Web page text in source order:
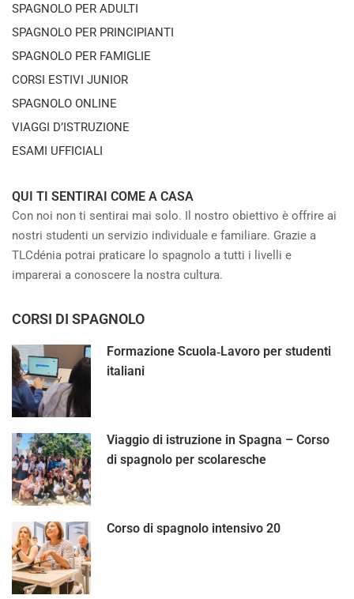
SPAGNOLO PER ADULTI
SPAGNOLO PER PRINCIPIANTI
SPAGNOLO PER FAMIGLIE
CORSI ESTIVI JUNIOR
SPAGNOLO ONLINE
VIAGGI D’ISTRUZIONE
ESAMI UFFICIALI
QUI TI SENTIRAI COME A CASA
Con noi non ti sentirai mai solo. Il nostro obiettivo è offrire ai
nostri studenti un servizio individuale e familiare. Grazie a
TLCdénia potrai praticare lo spagnolo a tutti i livelli e
imparerai a conoscere la nostra cultura.
CORSI DI SPAGNOLO
Formazione Scuola‑Lavoro per studenti
italiani
Viaggio di istruzione in Spagna – Corso
di spagnolo per scolaresche
Corso di spagnolo intensivo 20